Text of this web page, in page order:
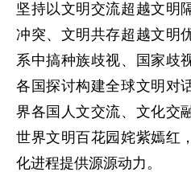
坚持以文明交流超越文明
冲突、文明共存超越文明
系中搞种族歧视、国家歧
各国探讨构建全球文明对
界各国人文交流、文化交
世界文明百花园姹紫嫣红
化进程提供源源动力。